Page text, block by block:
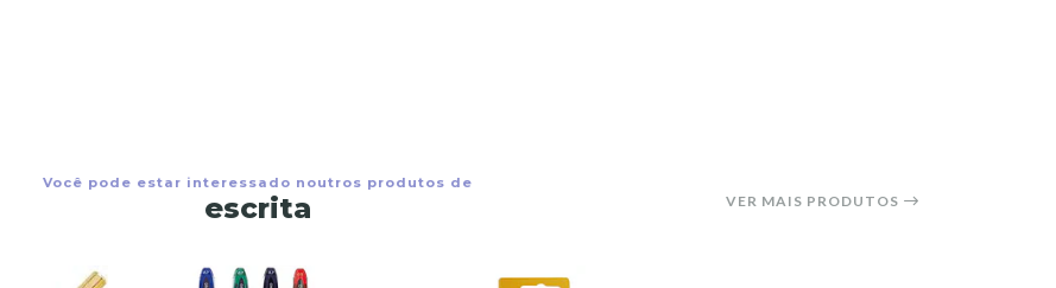
Você pode estar interessado noutros produtos de
escrita VER MAIS PRODUTOS